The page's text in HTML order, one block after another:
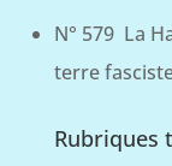
N° 579 La
terre
Rubriques